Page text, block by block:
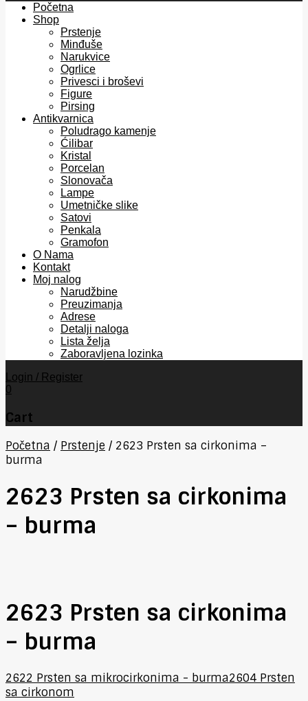
Početna
Shop
Prstenje
Minđuše
Narukvice
Ogrlice
Privesci i broševi
Figure
Pirsing
Antikvarnica
Poludrago kamenje
Ćilibar
Kristal
Porcelan
Slonovača
Lampe
Umetničke slike
Satovi
Penkala
Gramofon
O Nama
Kontakt
Moj nalog
Narudžbine
Preuzimanja
Adrese
Detalji naloga
Lista želja
Zaboravljena lozinka
Login / Register
0
Cart
Početna / Prstenje / 2623 Prsten sa cirkonima –
burma
2623 Prsten sa cirkonima
– burma
2623 Prsten sa cirkonima
– burma
2622 Prsten sa mikrocirkonima - burma2604 Prsten
sa cirkonom